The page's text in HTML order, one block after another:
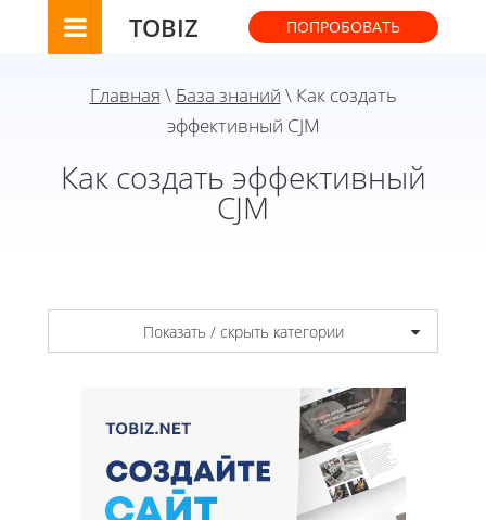
TOBIZ ПОПРОБОВАТЬ
Главная \ База знаний \ Как создать
эффективный CJM
Как создать эффективный
CJM
Показать / скрыть категории